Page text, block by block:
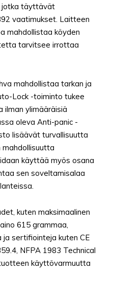
jotka täyttävät
vaatimukset. Laitteen
mahdollistaa köyden
tarvitsee irrottaa
mahdollistaa tarkan ja
Lock -toiminto tukee
ylimääräisiä
oleva Anti-panic -
lisäävät turvallisuutta
käyttää myös osana
sen soveltamisalaa
kuten maksimaalinen
615 grammaa,
sertifiointeja kuten CE
NFPA 1983 Technical
käyttövarmuutta